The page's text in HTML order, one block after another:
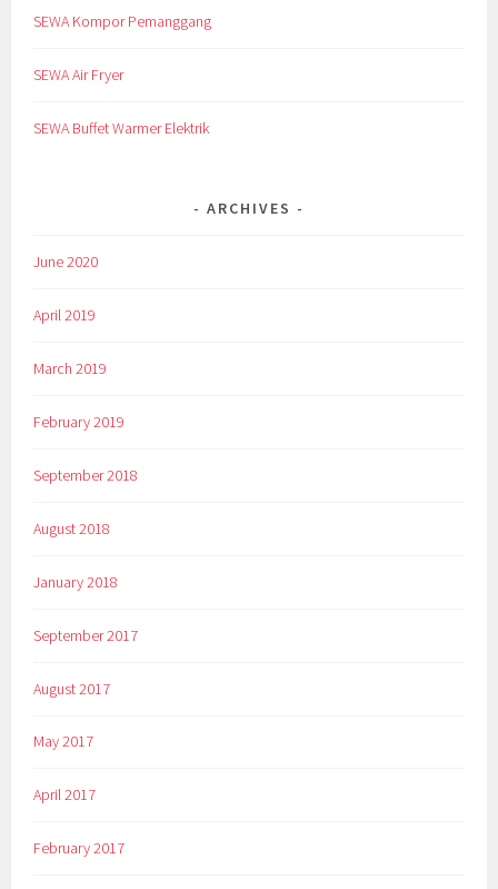
SEWA Kompor Pemanggang
SEWA Air Fryer
SEWA Buffet Warmer Elektrik
ARCHIVES
June 2020
April 2019
March 2019
February 2019
September 2018
August 2018
January 2018
September 2017
August 2017
May 2017
April 2017
February 2017